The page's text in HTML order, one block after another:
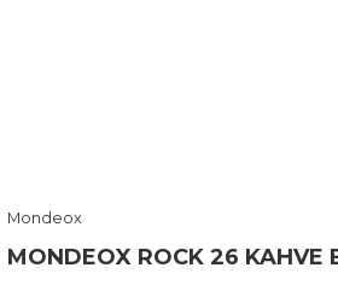
Mondeox
MONDEOX ROCK 26 KAHVE